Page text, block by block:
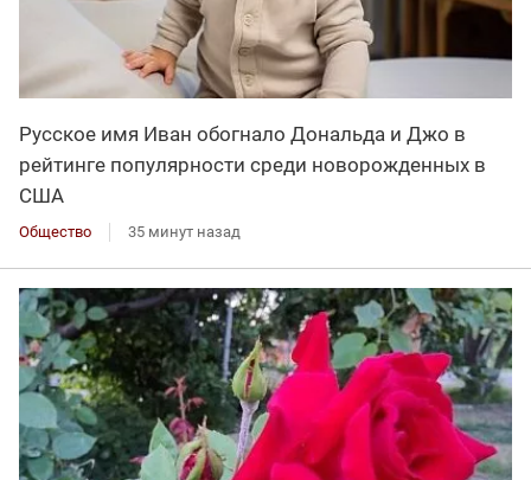
Русское имя Иван обогнало Дональда и Джо в
рейтинге популярности среди новорожденных в
США
Общество 35 минут назад